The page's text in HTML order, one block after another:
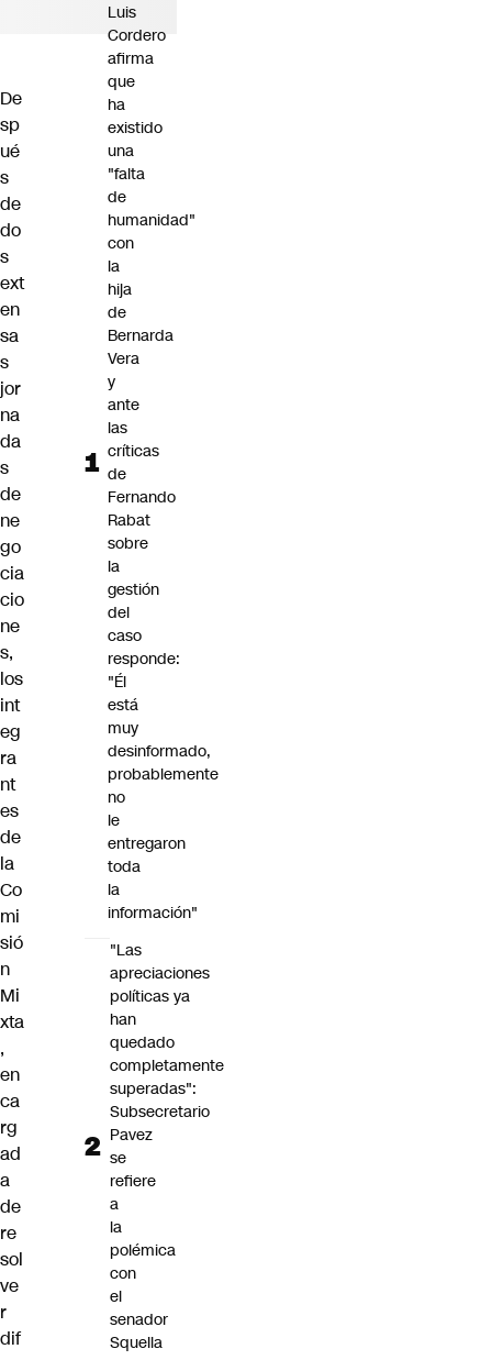
De
sp
ué
s
de
do
s
ext
en
sa
s
jor
na
da
s
de
ne
go
cia
cio
ne
s,
los
int
eg
ra
nt
es
de
la
Co
mi
sió
n
Mi
xta
,
en
ca
rg
ad
a
de
re
sol
ve
r
dif
Luis
Cordero
afirma
que
ha
existido
una
"falta
de
humanidad"
con
la
hija
de
Bernarda
Vera
y
ante
las
críticas
de
Fernando
Rabat
sobre
la
gestión
del
caso
responde:
"Él
está
muy
desinformado,
probablemente
no
le
entregaron
toda
la
información"
"Las
apreciaciones
políticas ya
han
quedado
completamente
superadas":
Subsecretario
Pavez
se
refiere
a
la
polémica
con
el
senador
Squella